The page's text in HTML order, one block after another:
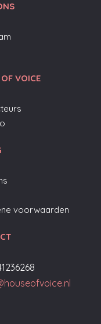
VOICE
voorwaarden